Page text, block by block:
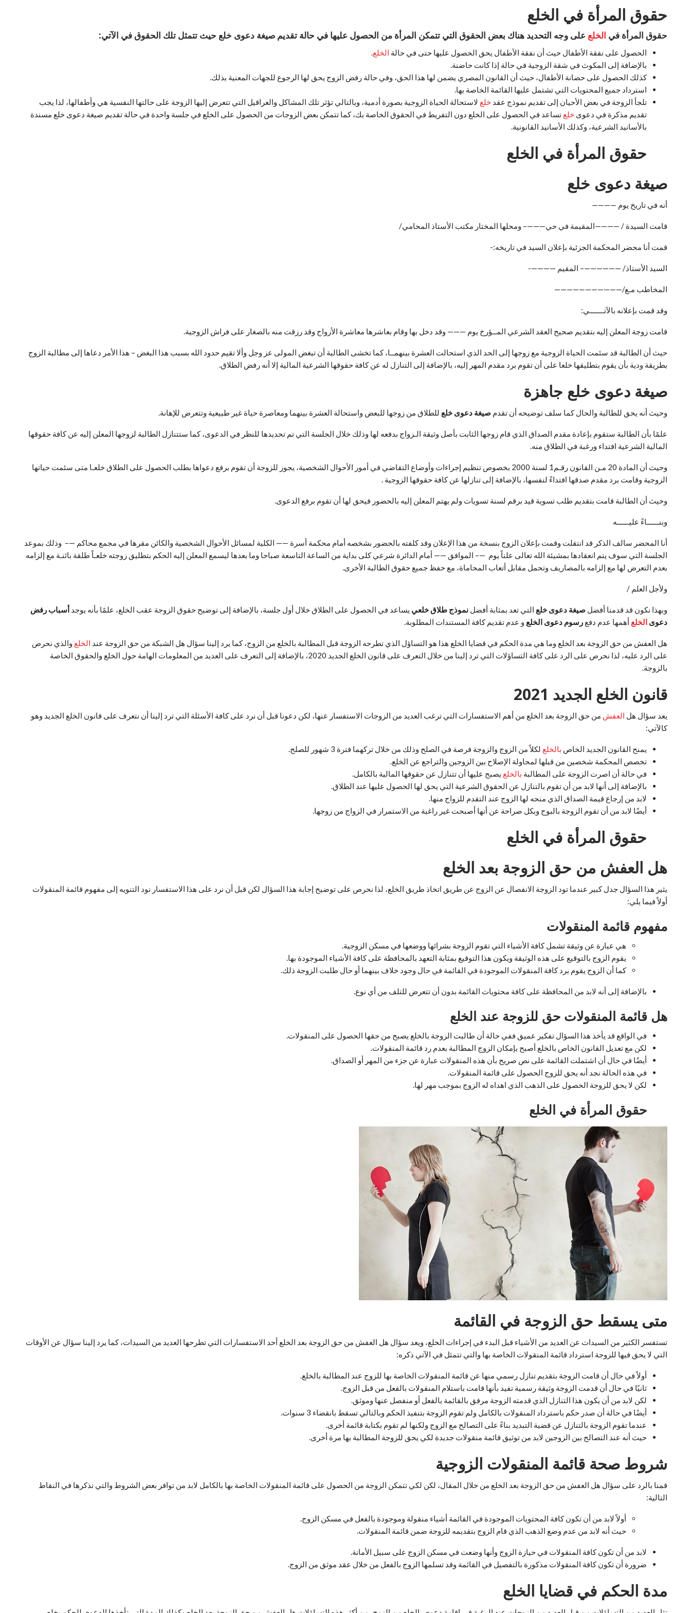
حقوق المرأة في الخلع
حقوق المرأة في الخلع على وجه التحديد هناك بعض الحقوق التي تتمكن المرأة من الحصول عليها في حالة تقديم صيغة دعوى خلع حيث تتمثل تلك الحقوق في الآتي:
الحصول على نفقة الأطفال حيث أن نفقة الأطفال يحق الحصول عليها حتى في حالة الخلع.
بالإضافة إلى المكوث في شقة الزوجية في حالة إذا كانت حاضنة.
كذلك الحصول على حضانة الأطفال، حيث أن القانون المصري يضمن لها هذا الحق، وفي حالة رفض الزوج يحق لها الرجوع للجهات المعنية بذلك.
استرداد جميع المحتويات التي تشتمل عليها القائمة الخاصة بها.
تلجأ الزوجة في بعض الأحيان إلى تقديم نموذج عقد خلع لاستحالة الحياة الزوجية بصورة أدمية، وبالتالي تؤثر تلك المشاكل والعراقيل التي تتعرض إليها الزوجة على حالتها النفسية هي وأطفالها، لذا يجب
تقديم مذكرة في دعوى خلع تساعد في الحصول على الخلع دون التفريط في الحقوق الخاصة بك، كما تتمكن بعض الزوجات من الحصول على الخلع في جلسة واحدة في حالة تقديم صيغة دعوى خلع مسندة
بالأسانيد الشرعية، وكذلك الأسانيد القانونية.
حقوق المرأة في الخلع
صيغة دعوى خلع
أنه في تاريخ يوم ————
قامت السيدة / ————المقيمة في حي———– ومحلها المختار مكتب الأستاذ المحامي/
قمت أنا محضر المحكمة الجزئية بإعلان السيد في تاريخه:-
السيد الأستاذ/ ——————– المقيم ————-
المخاطب مـع/———————————
وقد قمت بإعلانه بالآتـــــــي:
قامت زوجة المعلن إليه بتقديم صحيح العقد الشرعي المــؤرخ يوم ——— وقد دخل بها وقام بعاشرها معاشرة الأزواج وقد رزقت منه بالصغار على فراش الزوجية.
حيث أن الطالبة قد سئمت الحياة الزوجية مع زوجها إلى الحد الذي استحالت العشرة بينهمــا، كما تخشى الطالبة أن تبغض المولى عز وجل وألا تقيم حدود الله بسبب هذا البغض – هذا الأمر دعاها إلى مطالبة الزوج
بطريقة ودية بأن يقوم بتطليقها خلعا على أن تقوم برد مقدم المهر إليه، بالإضافة إلى التنازل له عن كافة حقوقها الشرعية المالية إلا أنه رفض الطلاق.
صيغة دعوى خلع جاهزة
وحيث أنه يحق للطالبة والحال كما سلف توضيحه أن تقدم صيغة دعوى خلع للطلاق من زوجها للبعض واستحالة العشرة بينهما ومعاصرة حياة غير طبيعية وتتعرض للإهانة.
علمًا بأن الطالبة ستقوم بإعادة مقدم الصداق الذي قام زوجها الثابت بأصل وثيقة الـزواج بدفعه لها وذلك خلال الجلسة التي تم تحديدها للنظر في الدعوى، كما ستتنازل الطالبة لزوجها المعلن إليه عن كافة حقوقها
المالية الشرعية افتداء ورغبة في الطلاق منه.
وحيث أن المادة 20 مـن القانون رقـم1 لسنة 2000 بخصوص تنظيم إجراءات وأوضاع التقاضي في أمور الأحوال الشخصية، يجوز للزوجة أن تقوم برفع دعواها بطلب الحصول على الطلاق خلعـا متى سئمت حياتها
الزوجية وقامت برد مقدم صدقها افتداءً لنفسها، بالإضافة إلى تنازلها عن كافة حقوقها الزوجية .
وحيث أن الطالبة قامت بتقديم طلب تسوية قيد برقم لسنة تسويات ولم يهتم المعلن إليه بالحضور فيحق لها أن تقوم برفع الدعوى.
وبنــــــاءً عليــــــه
أنا المحضر سالف الذكر قد انتقلت وقمت بإعلان الزوج بنسخة من هذا الإعلان وقد كلفته بالحضور بشخصه أمام محكمة أسرة —— الكلية لمسائل الأحوال الشخصية والكائن مقرها في مجمع محاكم —– وذلك بموعد
الجلسة التي سوف يتم انعقادها بمشيئة الله تعالى علناً يوم —– الموافق —— أمام الدائرة شرعي كلى بداية من الساعة التاسعة صباحا وما بعدها ليسمع المعلن إليه الحكم بتطليق زوجته خلعـاً طلقة بائنـة مع إلزامه
بعدم التعرض لها مع إلزامه بالمصاريف وتحمل مقابل أتعاب المحاماة، مع حفظ جميع حقوق الطالبة الأخرى.
ولأجل العلم /
وبهذا نكون قد قدمنا أفضل صيغة دعوى خلع التي تعد بمثابة أفضل نموذج طلاق خلعي يساعد في الحصول على الطلاق خلال أول جلسة، بالإضافة إلى توضيح حقوق الزوجة عقب الخلع، علمًا بأنه يوجد أسباب رفض
دعوى الخلع أهمها عدم دفع رسوم دعوى الخلع و عدم تقديم كافة المستندات المطلوبة.
هل العفش من حق الزوجة بعد الخلع وما هي مدة الحكم في قضايا الخلع هذا هو التساؤل الذي تطرحه الزوجة قبل المطالبة بالخلع من الزوج، كما يرد إلينا سؤال هل الشبكة من حق الزوجة عند الخلع والذي نحرص
على الرد عليه، لذا نحرص على الرد على كافة التساؤلات التي ترد إلينا من خلال التعرف على قانون الخلع الجديد 2020، بالإضافة إلى التعرف على العديد من المعلومات الهامة حول الخلع والحقوق الخاصة
بالزوجة.
قانون الخلع الجديد 2021
يعد سؤال هل العفش من حق الزوجة بعد الخلع من أهم الاستفسارات التي ترغب العديد من الزوجات الاستفسار عنها، لكن دعونا قبل أن نرد على كافة الأسئلة التي ترد إلينا أن نتعرف على قانون الخلع الجديد وهو
كالآتي:
يمنح القانون الجديد الخاص بالخلع لكلاً من الزوج والزوجة فرصة في الصلح وذلك من خلال تركهما فترة 3 شهور للصلح.
تخصص المحكمة شخصين من قبلها لمحاولة الإصلاح بين الزوجين والتراجع عن الخلع.
في حالة أن اصرت الزوجة على المطالبة بالخلع يصبح عليها أن تتنازل عن حقوقها المالية بالكامل.
بالإضافة إلى أنها لابد من أن تقوم بالتنازل عن الحقوق الشرعية التي يحق لها الحصول عليها عند الطلاق.
لابد من إرجاع قيمة الصداق الذي منحه لها الزوج عند التقدم للزواج منها.
أيضًا لابد من أن تقوم الزوجة بالبوح وبكل صراحة عن أنها أصبحت غير راغبة من الاستمرار في الزواج من زوجها.
حقوق المرأة في الخلع
هل العفش من حق الزوجة بعد الخلع
يثير هذا السؤال جدل كبير عندما تود الزوجة الانفصال عن الزوج عن طريق اتخاذ طريق الخلع، لذا نحرص على توضيح إجابة هذا السؤال لكن قبل أن نرد على هذا الاستفسار نود التنويه إلى مفهوم قائمة المنقولات
أولاً فيما يلي:
مفهوم قائمة المنقولات
هي عبارة عن وثيقة تشمل كافة الأشياء التي تقوم الزوجة بشرائها ووضعها في مسكن الزوجية.
يقوم الزوج بالتوقيع على هذه الوثيقة ويكون هذا التوقيع بمثابة التعهد بالمحافظة على كافة الأشياء الموجودة بها.
كما أن الزوج يقوم برد كافة المنقولات الموجودة في القائمة في حال وجود خلاف بينهما أو حال طلبت الزوجة ذلك.
بالإضافة إلى أنه لابد من المحافظة على كافة محتويات القائمة بدون أن تتعرض للتلف من أي نوع.
هل قائمة المنقولات حق للزوجة عند الخلع
في الواقع قد يأخذ هذا السؤال تفكير عميق ففي حالة أن طالبت الزوجة بالخلع يصبح من حقها الحصول على المنقولات.
لكن مع تعديل القانون الخاص بالخلع أصبح بإمكان الزوج المطالبة بعدم رد قائمة المنقولات.
أيضًا في حال أن اشتملت القائمة على نص صريح بأن هذه المنقولات عبارة عن جزء من المهر أو الصداق.
في هذه الحالة نجد أنه يحق للزوج الحصول على قائمة المنقولات.
لكن لا يحق للزوجة الحصول على الذهب الذي اهداه له الزوج بموجب مهر لها.
حقوق المرأة في الخلع
متى يسقط حق الزوجة في القائمة
تستفسر الكثير من السيدات عن العديد من الأشياء قبل البدء في إجراءات الخلع، ويعد سؤال هل العفش من حق الزوجة بعد الخلع أحد الاستفسارات التي تطرحها العديد من السيدات، كما يرد إلينا سؤال عن الأوقات
التي لا يحق فيها للزوجة استرداد قائمة المنقولات الخاصة بها والتي تتمثل في الآتي ذكره:
أولاً في حال أن قامت الزوجة بتقديم تنازل رسمي منها عن قائمة المنقولات الخاصة بها للزوج عند المطالبة بالخلع.
ثانيًا في حال أن قدمت الزوجة وثيقة رسمية تفيد بأنها قامت باستلام المنقولات بالفعل من قبل الزوج.
لكن لابد من أن يكون هذا التنازل الذي قدمته الزوجة مرفق بالقائمة بالفعل أو منفصل عنها وموثق.
أيضًا في حالة أن صدر حكم باسترداد المنقولات بالكامل ولم تقوم الزوجة بتنفيذ الحكم وبالتالي تسقط بانقضاء 3 سنوات.
عندما تقوم الزوجة بالتنازل عن قضية التبديد بناءً على التصالح مع الزوج ولكنها لم تقوم بكتابة قائمة أخرى.
حيث أنه عند التصالح بين الزوجين لابد من توثيق قائمة منقولات جديدة لكي يحق للزوجة المطالبة بها مرة أخرى.
شروط صحة قائمة المنقولات الزوجية
قمنا بالرد على سؤال هل العفش من حق الزوجة بعد الخلع من خلال المقال، لكن لكي تتمكن الزوجة من الحصول على قائمة المنقولات الخاصة بها بالكامل لابد من توافر بعض الشروط والتي نذكرها في النقاط
التالية:
أولاً لابد من أن تكون كافة المحتويات الموجودة في القائمة أشياء منقولة وموجودة بالفعل في مسكن الزوج.
حيث أنه لابد من عدم وضع الذهب الذي قام الزوج بتقديمه للزوجة ضمن قائمة المنقولات.
لابد من أن تكون كافة المنقولات في حيازة الزوج وأنها وضعت في مسكن الزوج على سبيل الأمانة.
ضرورة أن تكون كافة المنقولات مذكورة بالتفصيل في القائمة وقد تسلمها الزوج بالفعل من خلال عقد موثق من الزوج.
مدة الحكم في قضايا الخلع